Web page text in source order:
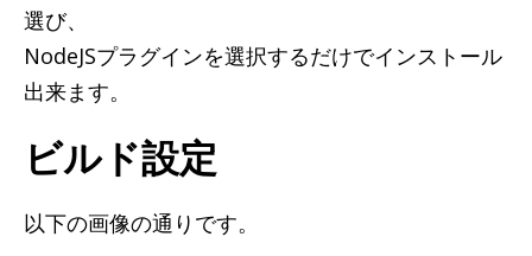
選び、
NodeJSプラグインを選択するだけでインストール
出来ます。
ビルド設定
以下の画像の通りです。